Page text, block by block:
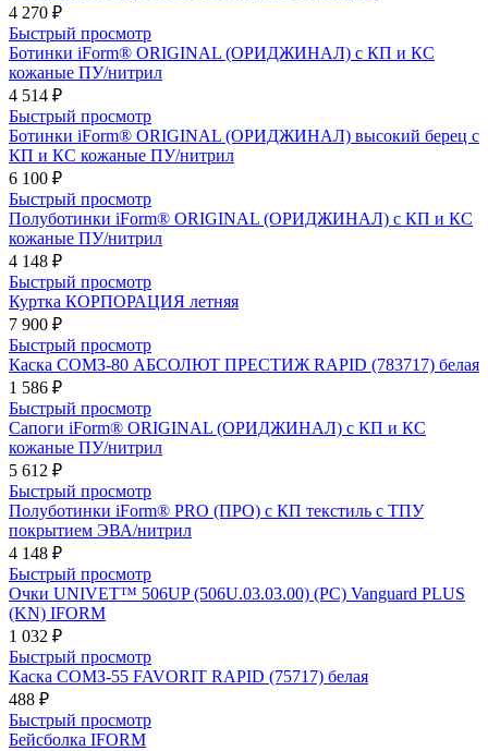
4 270 ₽
Быстрый просмотр
Ботинки iForm® ORIGINAL (ОРИДЖИНАЛ) с КП и КС
кожаные ПУ/нитрил
4 514 ₽
Быстрый просмотр
Ботинки iForm® ORIGINAL (ОРИДЖИНАЛ) высокий берец с
КП и КС кожаные ПУ/нитрил
6 100 ₽
Быстрый просмотр
Полуботинки iForm® ORIGINAL (ОРИДЖИНАЛ) с КП и КС
кожаные ПУ/нитрил
4 148 ₽
Быстрый просмотр
Куртка КОРПОРАЦИЯ летняя
7 900 ₽
Быстрый просмотр
Каска СОМЗ-80 АБСОЛЮТ ПРЕСТИЖ RAPID (783717) белая
1 586 ₽
Быстрый просмотр
Сапоги iForm® ORIGINAL (ОРИДЖИНАЛ) с КП и КС
кожаные ПУ/нитрил
5 612 ₽
Быстрый просмотр
Полуботинки iForm® PRO (ПРО) с КП текстиль с ТПУ
покрытием ЭВА/нитрил
4 148 ₽
Быстрый просмотр
Очки UNIVET™ 506UP (506U.03.03.00) (РС) Vanguard PLUS
(KN) IFORM
1 032 ₽
Быстрый просмотр
Каска СОМЗ-55 FAVORIT RAPID (75717) белая
488 ₽
Быстрый просмотр
Бейсболка IFORM